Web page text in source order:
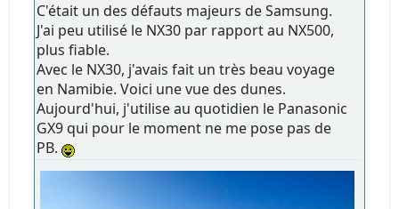
C'était un des défauts majeurs de Samsung.
J'ai peu utilisé le NX30 par rapport au NX500,
plus fiable.
Avec le NX30, j'avais fait un très beau voyage
en Namibie. Voici une vue des dunes.
Aujourd'hui, j'utilise au quotidien le Panasonic
GX9 qui pour le moment ne me pose pas de
PB.